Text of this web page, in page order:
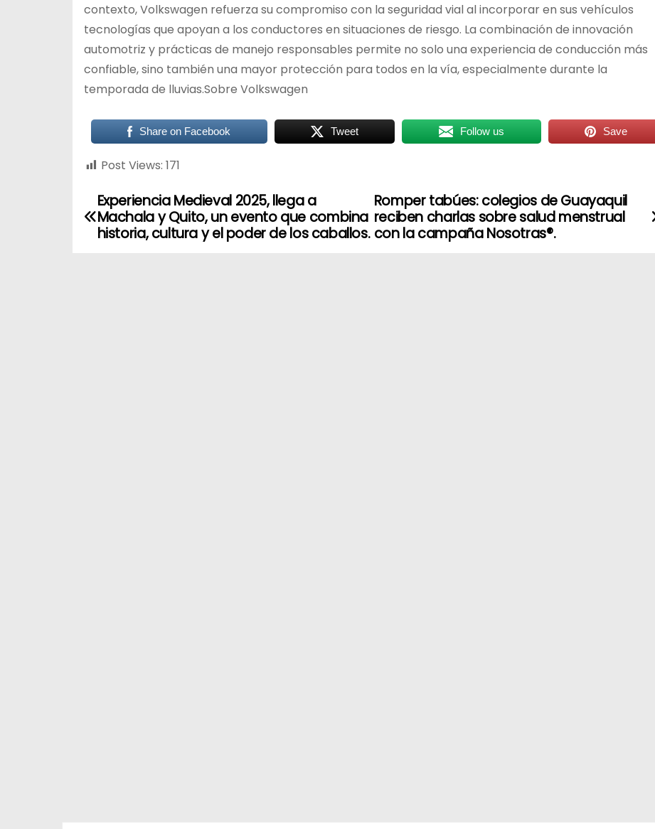
contexto, Volkswagen refuerza su compromiso con la seguridad vial al incorporar en sus vehículos
tecnologías que apoyan a los conductores en situaciones de riesgo. La combinación de innovación
automotriz y prácticas de manejo responsables permite no solo una experiencia de conducción más
confiable, sino también una mayor protección para todos en la vía, especialmente durante la
temporada de lluvias.Sobre Volkswagen
Share on Facebook Tweet Follow us Save
Post Views: 171
Romper tabúes: colegios de Guayaquil
reciben charlas sobre salud menstrual
con la campaña Nosotras®.
Experiencia Medieval 2025, llega a
Machala y Quito, un evento que combina
historia, cultura y el poder de los caballos.